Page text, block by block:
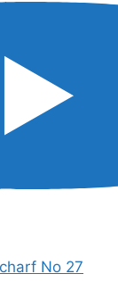
No 27